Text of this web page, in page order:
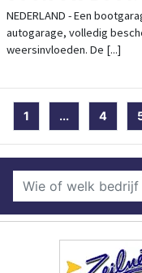
NEDERLAND - Een
autogarage, volledig
weersinvloeden. De [...]
1 ... 4